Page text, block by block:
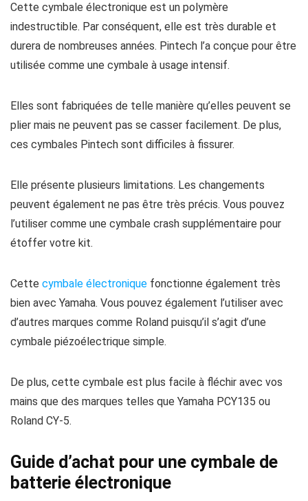
Cette cymbale électronique est un polymère
indestructible. Par conséquent, elle est très durable et
durera de nombreuses années. Pintech l’a conçue pour être
utilisée comme une cymbale à usage intensif.
Elles sont fabriquées de telle manière qu’elles peuvent se
plier mais ne peuvent pas se casser facilement. De plus,
ces cymbales Pintech sont difficiles à fissurer.
Elle présente plusieurs limitations. Les changements
peuvent également ne pas être très précis. Vous pouvez
l’utiliser comme une cymbale crash supplémentaire pour
étoffer votre kit.
Cette cymbale électronique fonctionne également très
bien avec Yamaha. Vous pouvez également l’utiliser avec
d’autres marques comme Roland puisqu’il s’agit d’une
cymbale piézoélectrique simple.
De plus, cette cymbale est plus facile à fléchir avec vos
mains que des marques telles que Yamaha PCY135 ou
Roland CY-5.
Guide d’achat pour une cymbale de
batterie électronique